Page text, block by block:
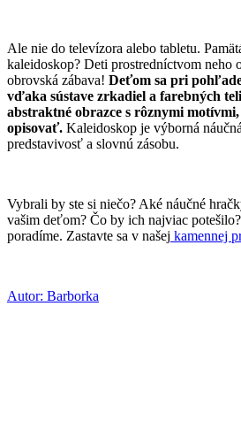
Ale nie do televízora alebo tabletu.
kaleidoskop? Deti prostredníctvom neho
obrovská zábava! Deťom sa pri
vďaka sústave zrkadiel a farebných
abstraktné obrazce s rôznymi
opisovať. Kaleidoskop je výborná
predstavivosť a slovnú zásobu.
Vybrali by ste si niečo? Aké náučné
vašim deťom? Čo by ich najviac
poradíme. Zastavte sa v našej kamennej
Autor: Barborka